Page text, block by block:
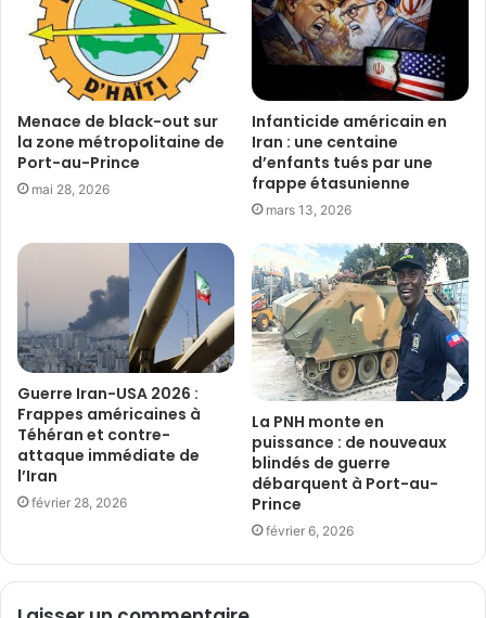
Menace de black-out sur
la zone métropolitaine de
Port-au-Prince
mai 28, 2026
Infanticide américain en
Iran : une centaine
d’enfants tués par une
frappe étasunienne
mars 13, 2026
Guerre Iran-USA 2026 :
Frappes américaines à
Téhéran et contre-
attaque immédiate de
l’Iran
février 28, 2026
La PNH monte en
puissance : de nouveaux
blindés de guerre
débarquent à Port-au-
Prince
février 6, 2026